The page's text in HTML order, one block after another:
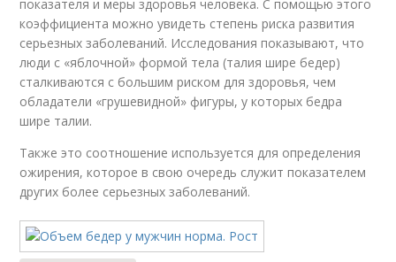
показателя и меры здоровья человека. С помощью этого
коэффициента можно увидеть степень риска развития
серьезных заболеваний. Исследования показывают, что
люди с «яблочной» формой тела (талия шире бедер)
сталкиваются с большим риском для здоровья, чем
обладатели «грушевидной» фигуры, у которых бедра
шире талии.
Также это соотношение используется для определения
ожирения, которое в свою очередь служит показателем
других более серьезных заболеваний.